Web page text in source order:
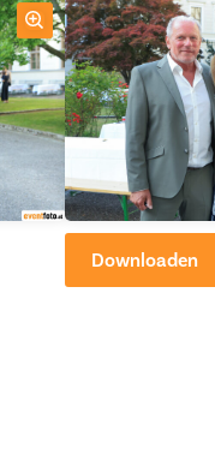
Downloaden